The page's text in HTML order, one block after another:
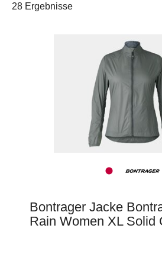
28 Ergebnisse
Bontrager Jacke
Rain Women XL Solid